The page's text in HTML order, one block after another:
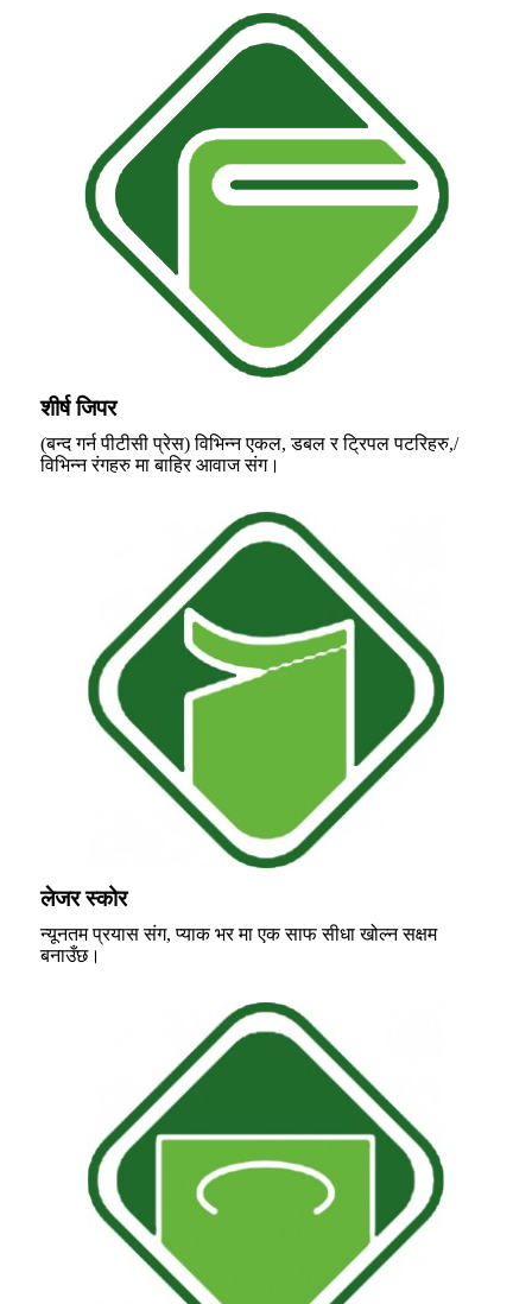
शीर्ष जिपर
(बन्द गर्न पीटीसी प्रेस) विभिन्न एकल, डबल र ट्रिपल पटरिहरु,/
विभिन्न रंगहरु मा बाहिर आवाज संग।
लेजर स्कोर
न्यूनतम प्रयास संग, प्याक भर मा एक साफ सीधा खोल्न सक्षम
बनाउँछ।